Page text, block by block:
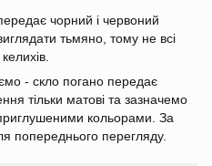
чорний і червоний
тьмяно, тому не всі
- скло погано передає
тільки матові та зазначемо
кольорами. За
попереднього перегляду.